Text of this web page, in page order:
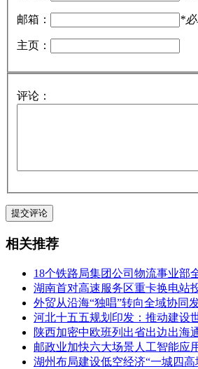
邮箱： *
主页：
评论：
相关推荐
18个铁路局集团公司物流事业部
湖南首对高速服务区重卡换电站
外贸从沿海“独唱”转向全域协同
河北十五五规划印发：推动建设
陕西加密中欧班列出省出边出海
邮政业加快六大场景人工智能应
湖州布局建设低空经济“一城四高